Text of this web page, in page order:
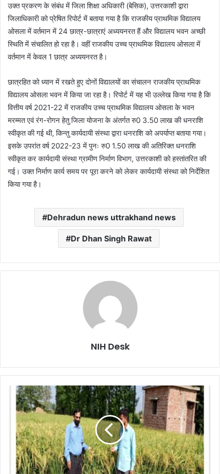
उक्त प्रकरण के संबंध में जिला शिक्षा अधिकारी (बेसिक), उत्तरकाशी द्वारा
जिलाधिकारी को प्रेषित रिपोर्ट में बताया गया है कि राजकीय प्राथमिक विद्यालय
ओसला में वर्तमान में 24 छात्र-छात्राएं अध्ययनरत हैं और विद्यालय भवन अच्छी
स्थिति में संचालित हो रहा है। वहीं राजकीय उच्च प्राथमिक विद्यालय ओसला में
वर्तमान में केवल 1 छात्र अध्ययनरत है।
छात्रहित को ध्यान में रखते हुए दोनों विद्यालयों का संचालन राजकीय प्राथमिक
विद्यालय ओसला भवन में किया जा रहा है। रिपोर्ट में यह भी उल्लेख किया गया है कि
वित्तीय वर्ष 2021-22 में राजकीय उच्च प्राथमिक विद्यालय ओसला के भवन
मरम्मत एवं रंग-रोगन हेतु जिला योजना के अंतर्गत रु0 3.50 लाख की धनराशि
स्वीकृत की गई थी, किन्तु कार्यदायी संस्था द्वारा धनराशि को अपर्याप्त बताया गया।
इसके उपरांत वर्ष 2022-23 में पुनः रु0 1.50 लाख की अतिरिक्त धनराशि
स्वीकृत कर कार्यदायी संस्था ग्रामीण निर्माण विभाग, उत्तरकाशी को हस्तांतरित की
गई। उक्त निर्माण कार्य समय पर पूरा करने को लेकर कार्यदायी संस्था को निर्देशित
किया गया है।
Dehradun news uttrakhand news
Dr Dhan Singh Rawat
NIH Desk
हाइब्रिड
बीजों
बदली
किसानों
तस्वीर